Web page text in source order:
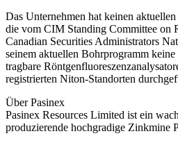
Das Unternehmen hat keinen
die vom CIM Standing Committee on
Canadian Securities Administrators
seinem aktuellen Bohrprogramm
tragbare
registrierten Niton-Standorten
Über Pasinex
Pasinex Resources Limited ist ein
produzierende hochgradige Zinkmine